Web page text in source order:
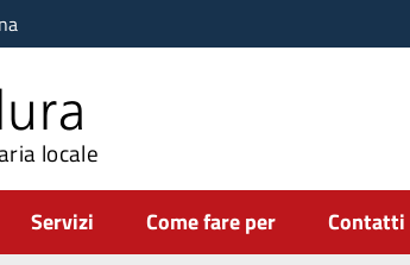
locale
Servizi Come fare per Contatti